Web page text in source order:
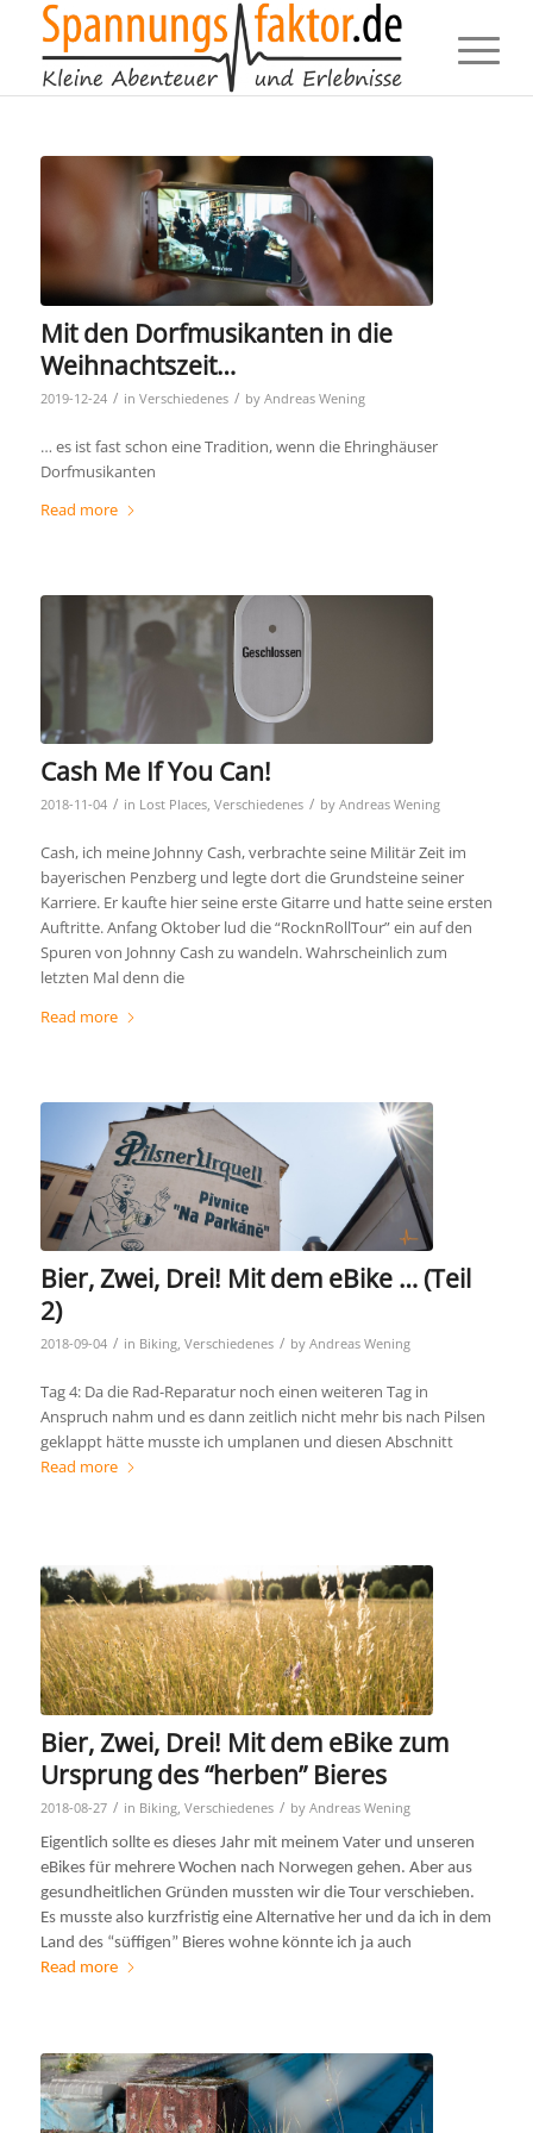
Mit den Dorfmusikanten in die
Weihnachtszeit…
2019-12-24 / in Verschiedenes / by Andreas Wening
… es ist fast schon eine Tradition, wenn die Ehringhäuser
Dorfmusikanten
Read more
Cash Me If You Can!
2018-11-04 / in Lost Places, Verschiedenes / by Andreas Wening
Cash, ich meine Johnny Cash, verbrachte seine Militär Zeit im
bayerischen Penzberg und legte dort die Grundsteine seiner
Karriere. Er kaufte hier seine erste Gitarre und hatte seine ersten
Auftritte. Anfang Oktober lud die “RocknRollTour” ein auf den
Spuren von Johnny Cash zu wandeln. Wahrscheinlich zum
letzten Mal denn die
Read more
Bier, Zwei, Drei! Mit dem eBike … (Teil
2)
2018-09-04 / in Biking, Verschiedenes / by Andreas Wening
Tag 4: Da die Rad-Reparatur noch einen weiteren Tag in
Anspruch nahm und es dann zeitlich nicht mehr bis nach Pilsen
geklappt hätte musste ich umplanen und diesen Abschnitt
Read more
Bier, Zwei, Drei! Mit dem eBike zum
Ursprung des “herben” Bieres
2018-08-27 / in Biking, Verschiedenes / by Andreas Wening
Eigentlich sollte es dieses Jahr mit meinem Vater und unseren
eBikes für mehrere Wochen nach Norwegen gehen. Aber aus
gesundheitlichen Gründen mussten wir die Tour verschieben.
Es musste also kurzfristig eine Alternative her und da ich in dem
Land des “süffigen” Bieres wohne könnte ich ja auch
Read more